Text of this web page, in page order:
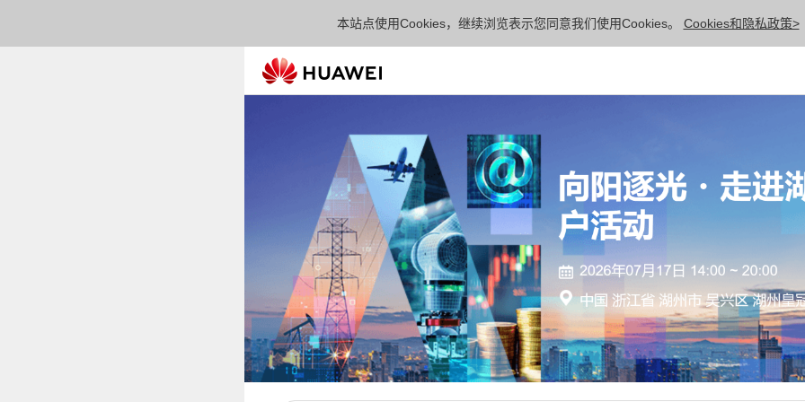
本站点使用Cookies，继续浏览表示您同意我们使用Cookies。 Cookies和隐私政策>